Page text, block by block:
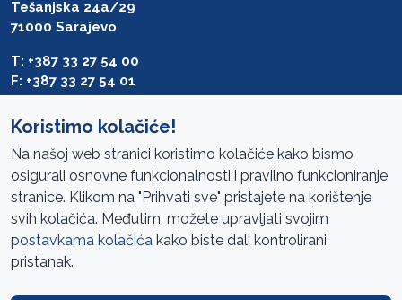
Tešanjska 24a/29
71000 Sarajevo
T: +387 33 27 54 00
F: +387 33 27 54 01
Pristup informacijama
Mapa sajta
Oglasi
Koristimo kolačiće!
Na našoj web stranici koristimo kolačiće kako bismo
osigurali osnovne funkcionalnosti i pravilno funkcioniranje
stranice. Klikom na "Prihvati sve" pristajete na korištenje
svih kolačića. Međutim, možete upravljati svojim
postavkama kolačića kako biste dali kontrolirani
pristanak.